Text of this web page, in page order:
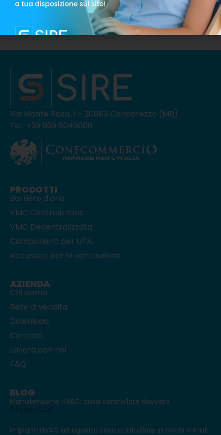
9 Maggio 2019
Via Monte Rosa, 1 – 20863 Concorezzo (MB)
Tel.: +39 039 6049008
PRODOTTI
Barriere d'aria
VMC Centralizzata
VMC Decentralizzata
Componenti per UTA
Accessori per la ventilazione
AZIENDA
Chi siamo
Rete di vendita
Download
Contatti
Lavora con noi
FAQ
BLOG
Manutenzione HVAC: cosa controllare davvero
Impianti HVAC ad agosto: cosa controllare in pochi minuti